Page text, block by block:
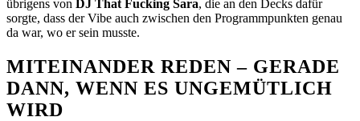
übrigens von DJ That Fucking Sara, die an den Decks dafür
sorgte, dass der Vibe auch zwischen den Programmpunkten genau
da war, wo er sein musste.
MITEINANDER REDEN – GERADE
DANN, WENN ES UNGEMÜTLICH
WIRD